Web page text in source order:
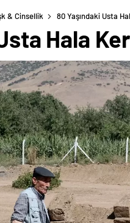
& Cinsellik 80 Yaşındaki Usta
Hala